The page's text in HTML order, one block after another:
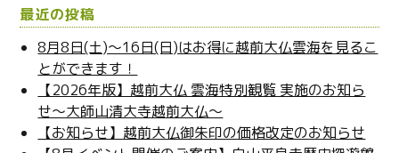
し
い
ウ
ィ
ン
ド
ウ
で
開
き
ま
す
)
ウ
で
開
き
ま
す
)
最近の投稿
8月8日(土)～16日(日)はお得に越前大仏雲海を見るこ
とができます！
【2026年版】越前大仏 雲海特別観覧 実施のお知ら
せ～大師山清大寺越前大仏～
【お知らせ】越前大仏御朱印の価格改定のお知らせ